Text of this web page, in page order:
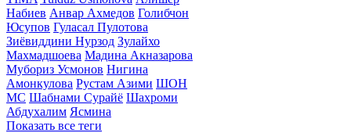
Набиев Анвар Ахмедов Голибчон
Юсупов Гуласал Пулотова
Зиёвиддини Нурзод Зулайхо
Махмадшоева Мадина Акназарова
Мубориз Усмонов Нигина
Амонкулова Рустам Азими ШОН
МС Шабнами Сурайё Шахроми
Абдухалим Ясмина
Показать все теги